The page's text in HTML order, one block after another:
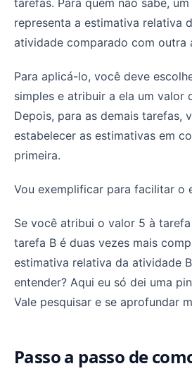
representa a estimativa relativa
atividade comparado com outra
Para aplicá-lo, você deve
simples e atribuir a ela um valor
Depois, para as demais tarefas,
estabelecer as estimativas em
primeira.
Vou exemplificar para facilitar o
Se você atribui o valor 5 à
tarefa B é duas vezes mais
estimativa relativa da atividade
entender? Aqui eu só dei uma
Vale pesquisar e se aprofundar
Passo a passo de